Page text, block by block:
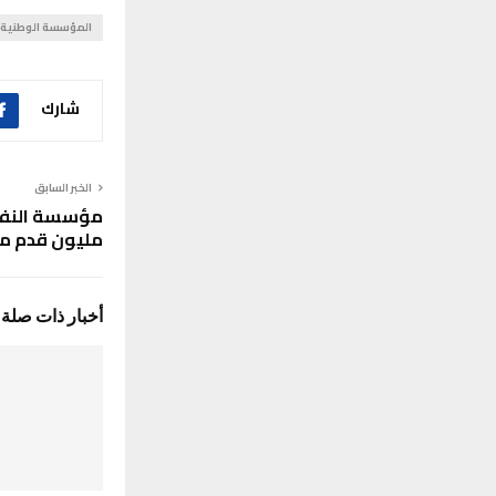
المؤسسة الوطنية
شارك
الخبر السابق
مليون قدم
أخبار ذات صلة